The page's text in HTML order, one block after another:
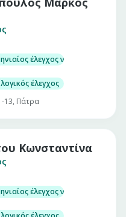
έλεγχος νεογνού
έλεγχος
13, Πάτρα
Κωνσταντίνα
έλεγχος νεογνού